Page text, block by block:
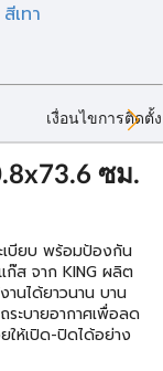
เทา
เงื่อนไขการติดตั้ง
ซม.
เบียบ พร้อมป้องกัน
ส จาก KING ผลิต
นได้ยาวนาน บาน
ะบายอากาศเพื่อลด
ห้เปิด-ปิดได้อย่าง